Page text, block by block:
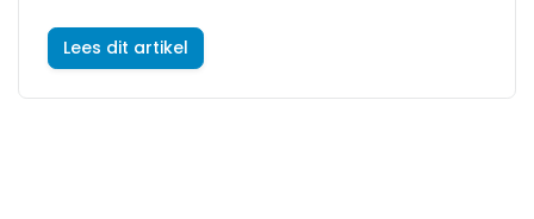
Lees dit artikel